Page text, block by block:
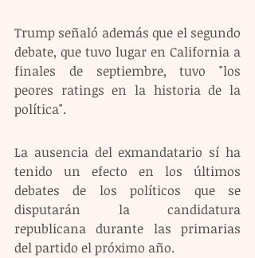
Trump señaló además que el segundo
debate, que tuvo lugar en California a
finales de septiembre, tuvo "los
peores ratings en la historia de la
política".
La ausencia del exmandatario sí ha
tenido un efecto en los últimos
debates de los políticos que se
disputarán la candidatura
republicana durante las primarias
del partido el próximo año.